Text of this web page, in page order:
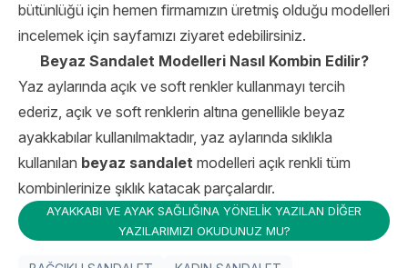
bütünlüğü için hemen firmamızın üretmiş olduğu modelleri
incelemek için sayfamızı ziyaret edebilirsiniz.
Beyaz Sandalet Modelleri Nasıl Kombin Edilir?
Yaz aylarında açık ve soft renkler kullanmayı tercih
ederiz, açık ve soft renklerin altına genellikle beyaz
ayakkabılar kullanılmaktadır, yaz aylarında sıklıkla
kullanılan beyaz sandalet modelleri açık renkli tüm
kombinlerinize şıklık katacak parçalardır.
AYAKKABI VE AYAK SAĞLIĞINA YÖNELİK YAZILAN DİĞER
YAZILARIMIZI OKUDUNUZ MU?